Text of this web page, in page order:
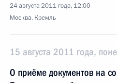
24 августа 2011 года, 12:00
Москва, Кремль
15 августа 2011 года,
О приёме документов на